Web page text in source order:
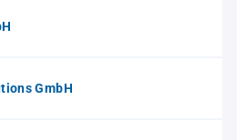
GmbH